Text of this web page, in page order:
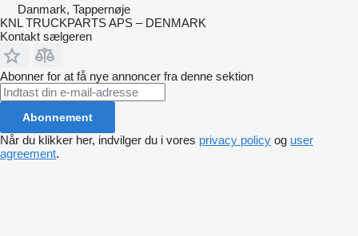
Danmark, Tappernøje
KNL TRUCKPARTS APS – DENMARK
Kontakt sælgeren
Abonner for at få nye annoncer fra denne sektion
Abonnement
Når du klikker her, indvilger du i vores privacy policy og user
agreement.